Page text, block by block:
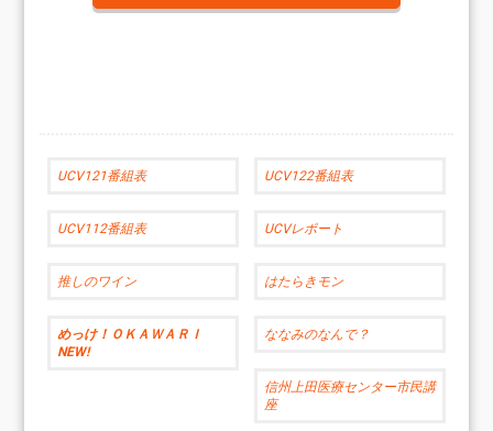
UCV121番組表 UCV122番組表
UCV112番組表 UCVレポート
推しのワイン はたらきモン
めっけ！ＯＫＡＷＡＲＩ
NEW!
ななみのなんで？
信州上田医療センター市民講
座